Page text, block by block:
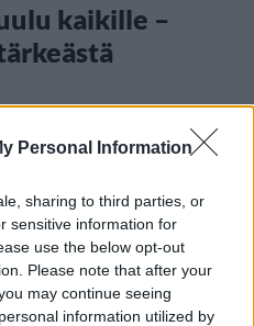
Personal Information
sharing to third parties, or
sensitive information for
use the below opt-out
Please note that after your
may continue seeing
information utilized by
kaikille –